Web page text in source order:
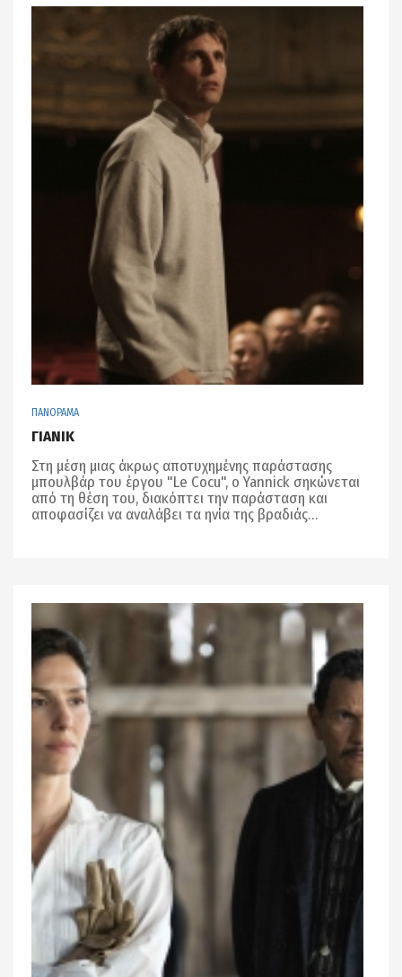
ΠΑΝΟΡΑΜΑ
ΓΙΑΝΙΚ
Στη μέση μιας άκρως αποτυχημένης παράστασης
μπουλβάρ του έργου "Le Cocu", ο Yannick σηκώνεται
από τη θέση του, διακόπτει την παράσταση και
αποφασίζει να αναλάβει τα ηνία της βραδιάς…